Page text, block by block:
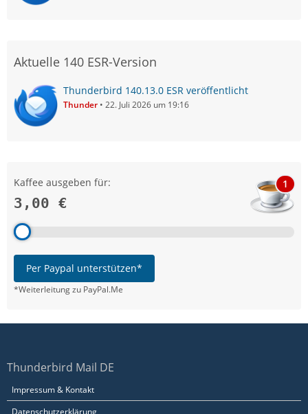
Aktuelle 140 ESR-Version
Thunderbird 140.13.0 ESR veröffentlicht
Thunder 22. Juli 2026 um 19:16
Kaffee ausgeben für:
3,00 €
1
Per Paypal unterstützen*
*Weiterleitung zu PayPal.Me
Thunderbird Mail DE
Impressum & Kontakt
Datenschutzerklärung